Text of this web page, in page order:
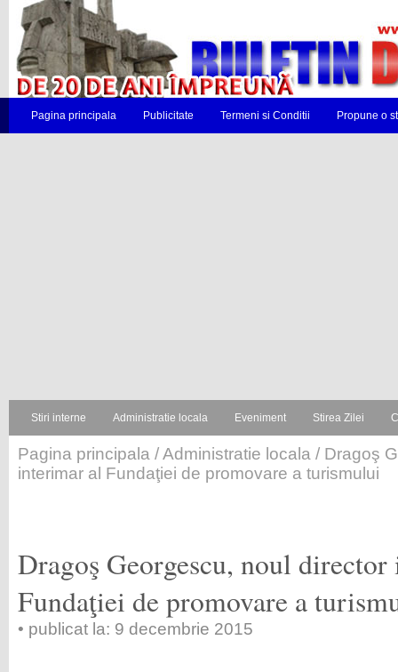
Pagina principala Publicitate Termeni si Conditii Propune o
Stiri interne Administratie locala Eveniment Stirea Zilei
Pagina principala /Administratie locala / Dragoş
interimar al Fundaţiei de promovare a turismului
Dragoş Georgescu, noul
Fundaţiei de promovare a
• publicat la: 9 decembrie 2015